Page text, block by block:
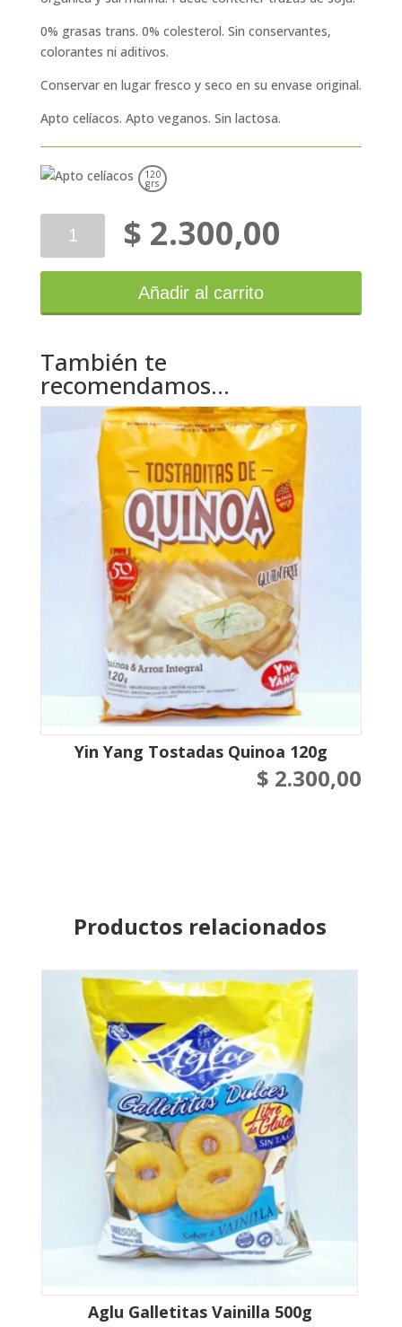
0% grasas trans. 0% colesterol. Sin conservantes,
colorantes ni aditivos.
Conservar en lugar fresco y seco en su envase original.
Apto celíacos. Apto veganos. Sin lactosa.
120
grs
$ 2.300,00
Añadir al carrito
También te
recomendamos…
Yin Yang Tostadas Quinoa 120g
$ 2.300,00
Productos relacionados
Aglu Galletitas Vainilla 500g